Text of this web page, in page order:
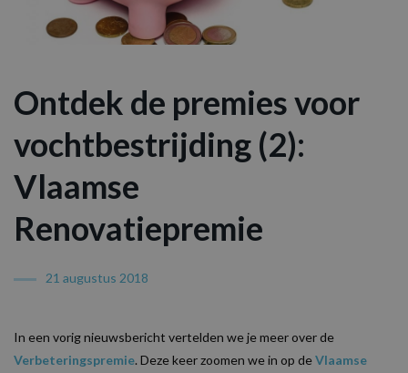
Ontdek de premies voor
vochtbestrijding (2):
Vlaamse
Renovatiepremie
21 augustus 2018
In een vorig nieuwsbericht vertelden we je meer over de
Verbeteringspremie. Deze keer zoomen we in op deVlaamse